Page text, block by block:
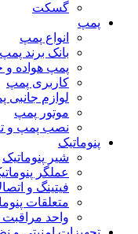
گسکت
پمپ
انواع پمپ
بانک برند پمپ
پمپ هواده و
کاربری پمپ
لوازم جانبی
موتور پمپ
نصب پمپ و
پنوماتیک
شیر پنوماتیک
عملگر
فیتینگ و
متعلقات
واحد مراقبت